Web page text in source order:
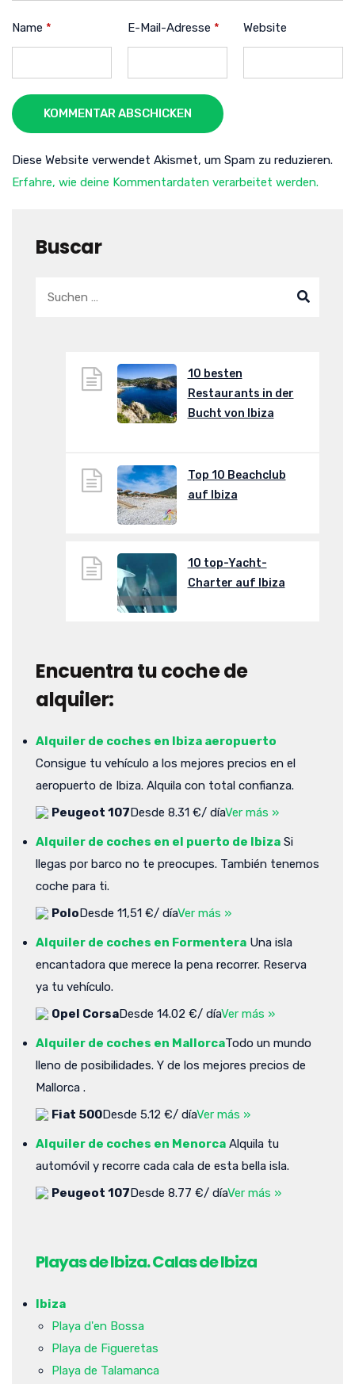
Name * E-Mail-Adresse * Website
KOMMENTAR ABSCHICKEN
Diese Website verwendet Akismet, um Spam zu reduzieren.
Erfahre, wie deine Kommentardaten verarbeitet werden.
Buscar
10 besten
Restaurants in der
Bucht von Ibiza
Top 10 Beachclub
auf Ibiza
10 top-Yacht-
Charter auf Ibiza
Encuentra tu coche de
alquiler:
Alquiler de coches en Ibiza aeropuerto
Consigue tu vehículo a los mejores precios en el
aeropuerto de Ibiza. Alquila con total confianza.
Peugeot 107Desde 8.31 €/ díaVer más »
Alquiler de coches en el puerto de Ibiza Si
llegas por barco no te preocupes. También tenemos
coche para ti.
PoloDesde 11,51 €/ díaVer más »
Alquiler de coches en Formentera Una isla
encantadora que merece la pena recorrer. Reserva
ya tu vehículo.
Opel CorsaDesde 14.02 €/ díaVer más »
Alquiler de coches en MallorcaTodo un mundo
lleno de posibilidades. Y de los mejores precios de
Mallorca .
Fiat 500Desde 5.12 €/ díaVer más »
Alquiler de coches en Menorca Alquila tu
automóvil y recorre cada cala de esta bella isla.
Peugeot 107Desde 8.77 €/ díaVer más »
Playas de Ibiza. Calas de Ibiza
Ibiza
Playa d'en Bossa
Playa de Figueretas
Playa de Talamanca